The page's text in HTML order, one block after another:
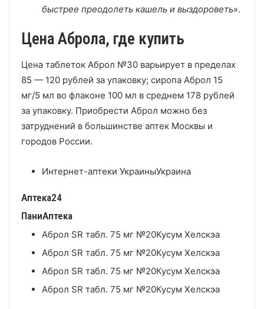
быстрее преодолеть кашель и выздороветь».
Цена Аброла, где купить
Цена таблеток Аброл №30 варьирует в пределах
85 — 120 рублей за упаковку; сиропа Аброл 15
мг/5 мл во флаконе 100 мл в среднем 178 рублей
за упаковку. Приобрести Аброл можно без
затруднений в большинстве аптек Москвы и
городов России.
Интернет-аптеки УкраиныУкраина
Аптека24
ПаниАптека
Аброл SR табл. 75 мг №20Кусум Хелскэа
Аброл SR табл. 75 мг №20Кусум Хелскэа
Аброл SR табл. 75 мг №20Кусум Хелскэа
Аброл SR табл. 75 мг №20Кусум Хелскэа